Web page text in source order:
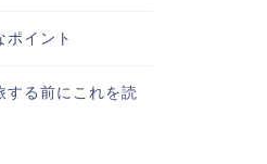
ポイント
する前にこれを読